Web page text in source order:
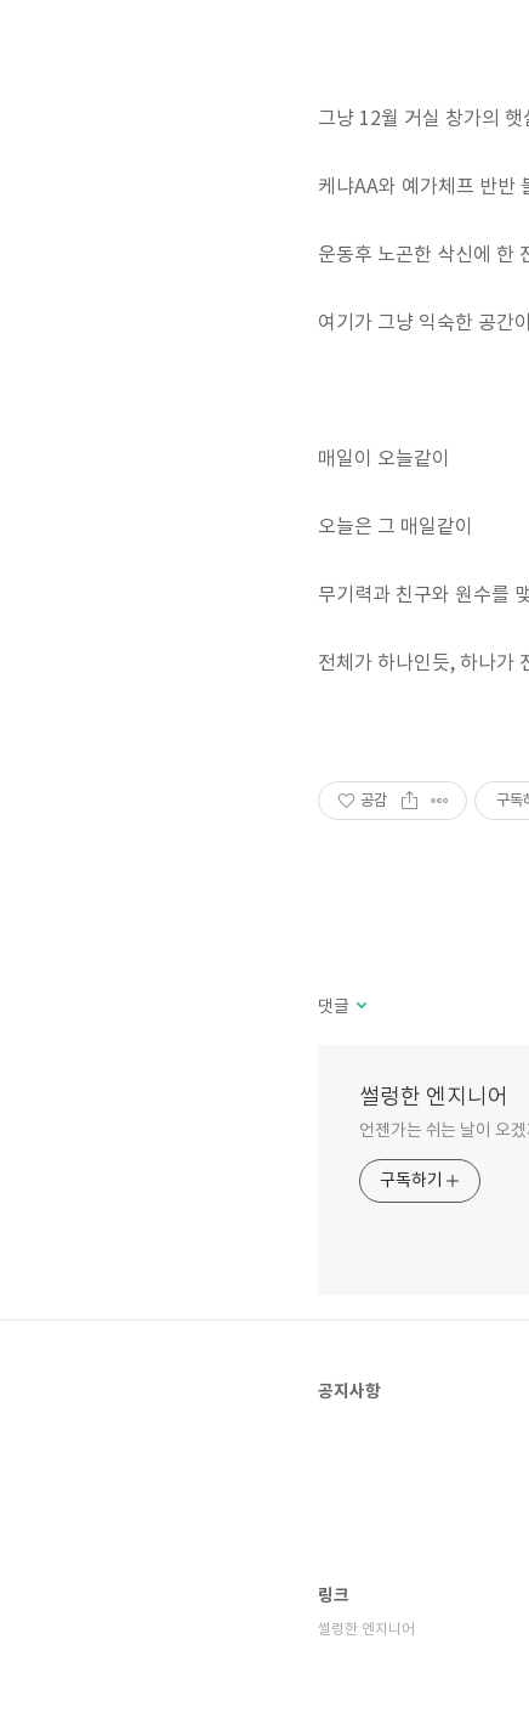
그냥 12월 거실 창가의 햇
케냐AA와 예가체프 반반
운동후 노곤한 삭신에 한
여기가 그냥 익숙한 공간
매일이 오늘같이
오늘은 그 매일같이
무기력과 친구와 원수를
전체가 하나인듯, 하나가
공감 구독
댓글
썰렁한 엔지니어
언젠가는 쉬는 날이 오
구독하기
공지사항
링크
썰렁한 엔지니어